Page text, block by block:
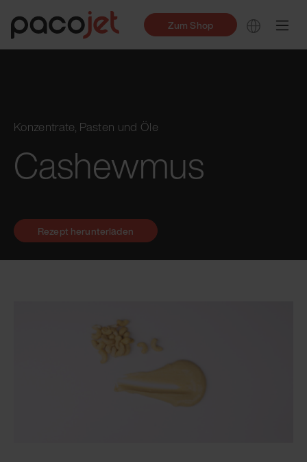
Zum Shop
Konzentrate, Pasten und Öle
Cashewmus
Rezept herunterladen